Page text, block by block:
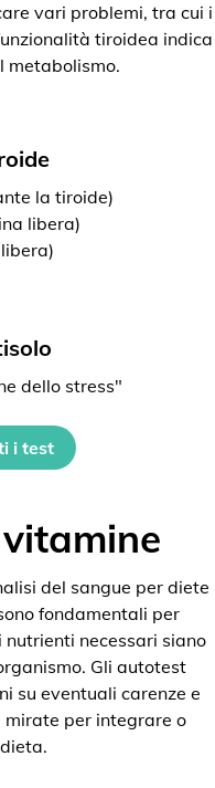
vari problemi, tra cui i
tiroidea indica
metabolismo.
la tiroide)
libera)
dello stress"
i test
del sangue per diete
fondamentali per
necessari siano
Gli autotest
su eventuali carenze e
per integrare o